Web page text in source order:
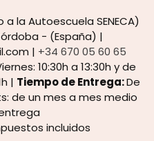
la Autoescuela SENECA)
- (España) |
| +34 670 05 60 65
10:30h a 13:30h y de
| Tiempo de Entrega:De
de un mes a mes medio
incluidos